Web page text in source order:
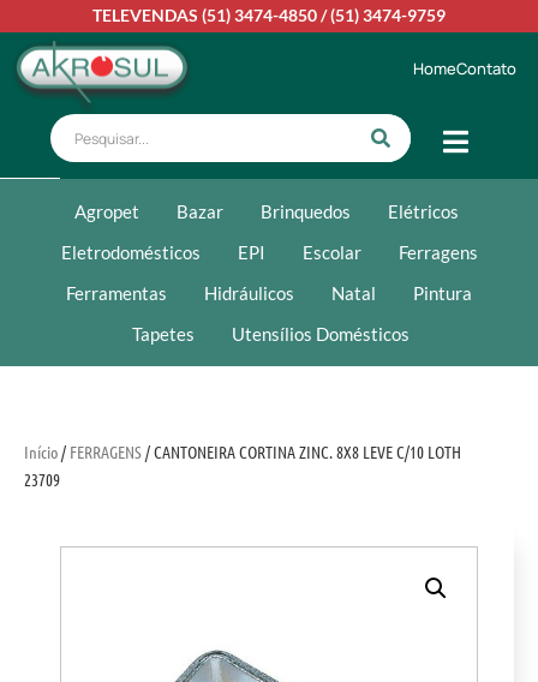
TELEVENDAS (51) 3474-4850/(51) 3474-9759
HomeContato
Agropet Bazar Brinquedos
Elétricos
Eletrodomésticos
EPI Escolar
Ferragens
Ferramentas
Hidráulicos Natal
Pintura
Tapetes
Utensílios Domésticos
Início/ FERRAGENS/ CANTONEIRA CORTINA ZINC. 8X8 LEVE C/10 LOTH
23709